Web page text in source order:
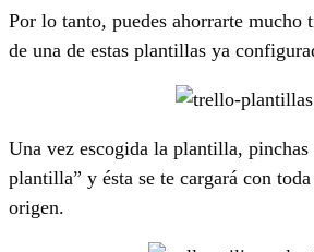
Por lo tanto, puedes ahorrarte mucho
de una de estas plantillas ya
Una vez escogida la plantilla,
plantilla” y ésta se te cargará con
origen.